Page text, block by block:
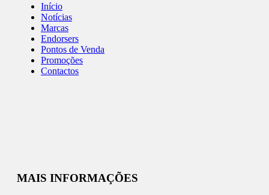
Início
Notícias
Marcas
Endorsers
Pontos de Venda
Promoções
Contactos
MAIS INFORMAÇÕES